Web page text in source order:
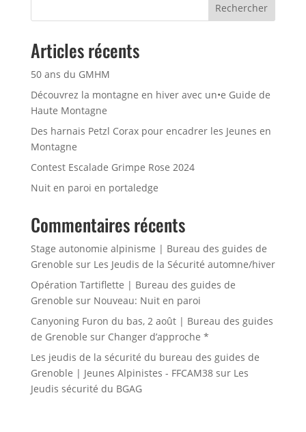
Rechercher
Articles récents
50 ans du GMHM
Découvrez la montagne en hiver avec un•e Guide de
Haute Montagne
Des harnais Petzl Corax pour encadrer les Jeunes en
Montagne
Contest Escalade Grimpe Rose 2024
Nuit en paroi en portaledge
Commentaires récents
Stage autonomie alpinisme | Bureau des guides de
Grenoble sur Les Jeudis de la Sécurité automne/hiver
Opération Tartiflette | Bureau des guides de
Grenoble sur Nouveau: Nuit en paroi
Canyoning Furon du bas, 2 août | Bureau des guides
de Grenoble sur Changer d’approche *
Les jeudis de la sécurité du bureau des guides de
Grenoble | Jeunes Alpinistes - FFCAM38sur Les
Jeudis sécurité du BGAG